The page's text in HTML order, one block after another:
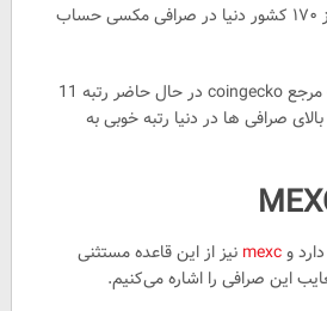
بیش از ده میلیون کاربر از ۱۷۰ کشور دنیا در صرافی مکسی حساب
رتبه این صرافی در سایت مرجع coingecko در حال حاضر رتبه 11
صرافی ها در دنیا رتبه خوبی به
وmexc نیز از این قاعده مستثنی
این صرافی را اشاره می‌کنیم.